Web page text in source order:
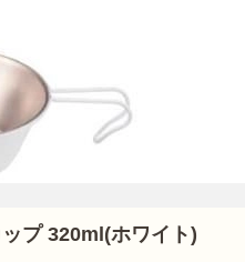
プ 320ml(ホワイト)